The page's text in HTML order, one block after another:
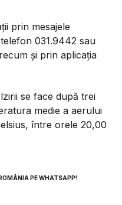
prin mesajele
031.9442 sau
şi prin aplicaţia
se face după trei
medie a aerului
între orele 20,00
PE WHATSAPP!